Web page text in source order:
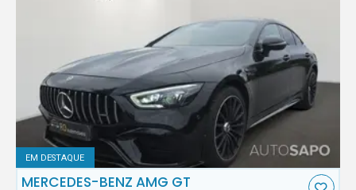
EM DESTAQUE
MERCEDES-BENZ AMG GT